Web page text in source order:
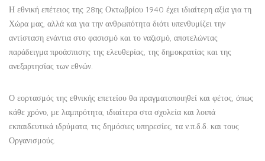
Η εθνική επέτειος της 28ης Οκτωβρίου 1940 έχει ιδιαίτερη αξία για τη
Χώρα μας, αλλά και για την ανθρωπότητα διότι υπενθυμίζει την
αντίσταση ενάντια στο φασισμό και το ναζισμό, αποτελώντας
παράδειγμα προάσπισης της ελευθερίας, της δημοκρατίας και της
ανεξαρτησίας των εθνών.
Ο εορτασμός της εθνικής επετείου θα πραγματοποιηθεί και φέτος, όπως
κάθε χρόνο, με λαμπρότητα, ιδιαίτερα στα σχολεία και λοιπά
εκπαιδευτικά ιδρύματα, τις δημόσιες υπηρεσίες, τα ν.π.δ.δ. και τους
Οργανισμούς.